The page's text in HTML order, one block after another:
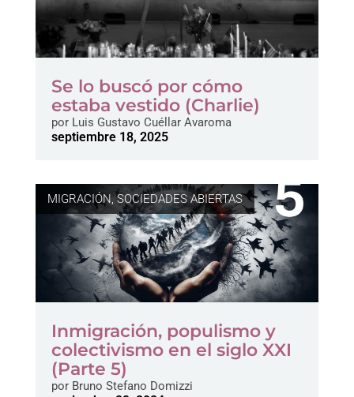
Se lo buscó por cómo
estaba vestido (Charlie)
porLuis Gustavo Cuéllar Avaroma
septiembre 18, 2025
MIGRACIÓN,SOCIEDADES ABIERTAS
Inmigración, populismo y
colectivismo en el siglo XXI
(Parte 5)
porBruno Stefano Domizzi